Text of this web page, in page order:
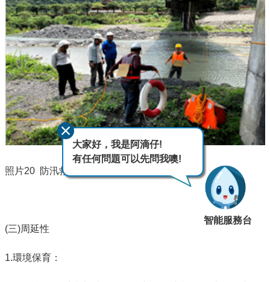
照片20 防汛救災演練
(三)周延性
1.環境保育：
大家好，我是阿滴仔!
有任何問題可以先問我噢!
智能服務台